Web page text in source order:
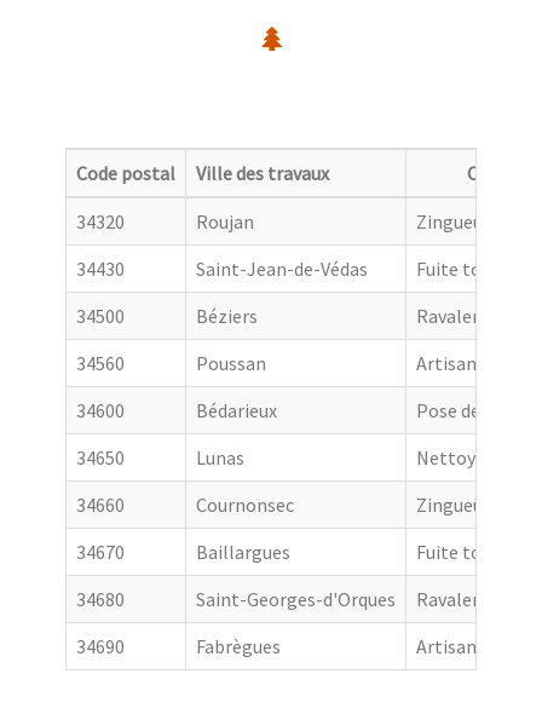
Code postal Ville des travaux
34320
Roujan
Zingueur
34430
Saint-Jean-de-Védas
Fuite toiture
34500
Béziers
Ravalement
34560
Poussan
Artisan
34600
Bédarieux
Pose de
34650
Lunas
Nettoyage de
34660
Cournonsec
Zingueur
34670
Baillargues
Fuite toiture
34680
Saint-Georges-d'Orques
Ravalement
34690
Fabrègues Artisan